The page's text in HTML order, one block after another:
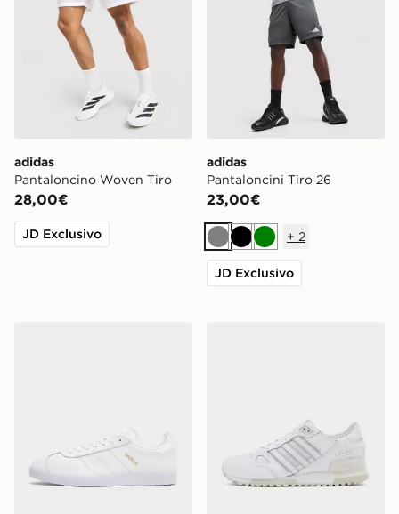
adidas
Pantaloncino Woven Tiro
28,00€
JD Exclusivo
adidas
Pantaloncini Tiro 26
23,00€
Grigio
NeroVerde
+ 2
JD Exclusivo